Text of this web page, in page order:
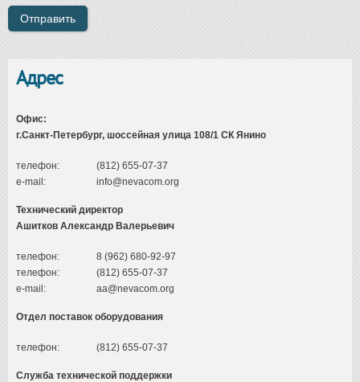
Адрес
Офис:
г.Санкт-Петербург, шоссейная улица 108/1 СК Янино
телефон:
(812) 655-07-37
e-mail:
info@nevacom.org
Технический директор
Ашитков Александр Валерьевич
телефон:
8 (962) 680-92-97
телефон:
(812) 655-07-37
e-mail:
aa@nevacom.org
Отдел поставок оборудования
телефон: (812) 655-07-37
Служба технической поддержки